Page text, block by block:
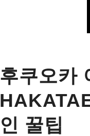
후쿠오카
인 꿀팁